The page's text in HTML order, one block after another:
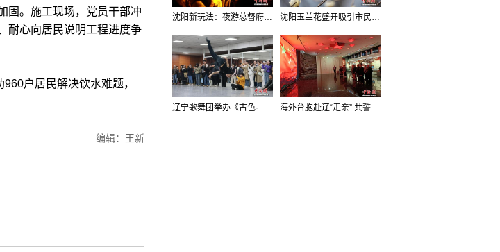
固。施工现场，党员干部冲
耐心向居民说明工程进度争
户居民解决饮水难题，
编辑：王新
沈阳新玩法：夜游总督府，当一回“赴宴者” 沈阳玉兰花盛开吸引市民打卡
辽宁歌舞团举办《古色·国宝辽宁》排练开放日活动 海外台胞赴辽“走亲” 共誓“和平初心”